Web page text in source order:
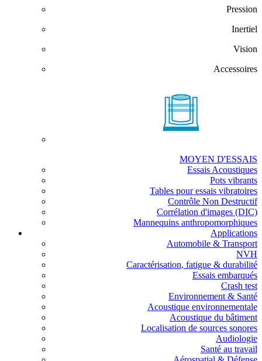
Pression
Inertiel
Vision
Accessoires
MOYEN D'ESSAIS
Essais Acoustiques
Pots vibrants
Tables pour essais vibratoires
Contrôle Non Destructif
Corrélation d'images (DIC)
Mannequins anthropomorphiques
Applications
Automobile & Transport
NVH
Caractérisation, fatigue & durabilité
Essais embarqués
Crash test
Environnement & Santé
Acoustique environnementale
Acoustique du bâtiment
Localisation de sources sonores
Audiologie
Santé au travail